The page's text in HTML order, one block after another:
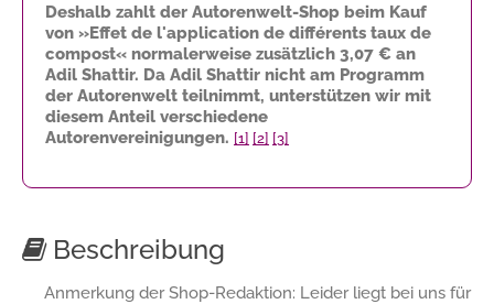
Deshalb zahlt der Autorenwelt-Shop beim Kauf
von »Effet de l'application de différents taux de
compost« normalerweise zusätzlich 3,07 € an
Adil Shattir. Da Adil Shattir nicht am Programm
der Autorenwelt teilnimmt, unterstützen wir mit
diesem Anteil verschiedene
Autorenvereinigungen. [1] [2] [3]
Beschreibung
Anmerkung der Shop-Redaktion: Leider liegt bei uns für